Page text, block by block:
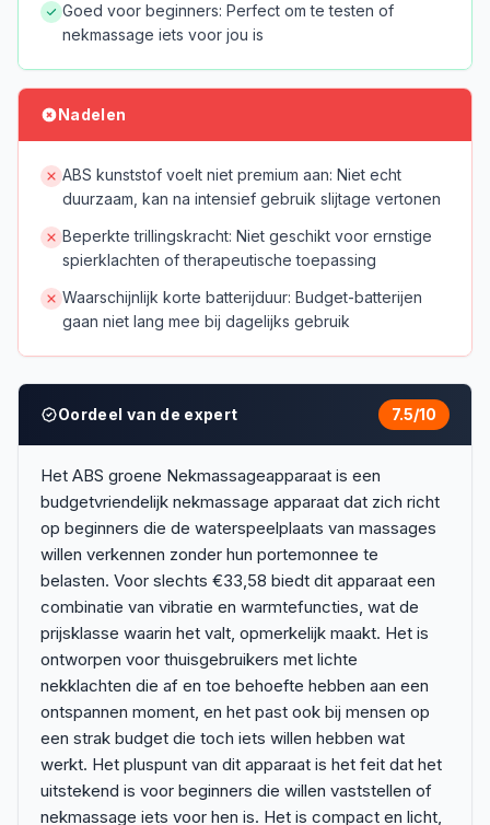
Goed voor beginners: Perfect om te testen of
nekmassage iets voor jou is
Nadelen
ABS kunststof voelt niet premium aan: Niet echt
duurzaam, kan na intensief gebruik slijtage vertonen
Beperkte trillingskracht: Niet geschikt voor ernstige
spierklachten of therapeutische toepassing
Waarschijnlijk korte batterijduur: Budget-batterijen
gaan niet lang mee bij dagelijks gebruik
Oordeel van de expert 7.5/10
Het ABS groene Nekmassageapparaat is een
budgetvriendelijk nekmassage apparaat dat zich richt
op beginners die de waterspeelplaats van massages
willen verkennen zonder hun portemonnee te
belasten. Voor slechts €33,58 biedt dit apparaat een
combinatie van vibratie en warmtefuncties, wat de
prijsklasse waarin het valt, opmerkelijk maakt. Het is
ontworpen voor thuisgebruikers met lichte
nekklachten die af en toe behoefte hebben aan een
ontspannen moment, en het past ook bij mensen op
een strak budget die toch iets willen hebben wat
werkt. Het pluspunt van dit apparaat is het feit dat het
uitstekend is voor beginners die willen vaststellen of
nekmassage iets voor hen is. Het is compact en licht,